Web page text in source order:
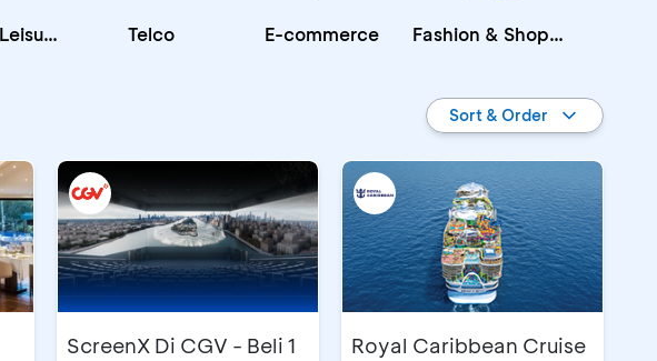
Travel and Leisure Telco E-commerce Fashion & Shopping
Sort & Order
ScreenX Di CGV - Beli 1
Royal Caribbean Cruise